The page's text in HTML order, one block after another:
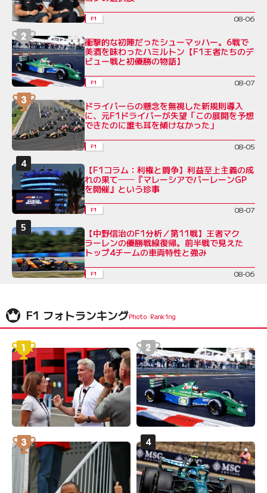
F1 08-06
衝撃的な初陣だったシューマッハー。6戦で
美酒を味わったハミルトン【F1王者たちのデ
ビュー戦と初優勝の物語】
F1 08-07
ドライバーらの懸念を無視した新規則導入
に、元F1ドライバーが失望「この展開を予想
できたのに誰も耳を傾けなかった」
F1 08-05
【F1コラム：利権と闘争】利益至上主義の成
れの果て──『マレーシアでバーレーンGP
を開催』という珍事
F1 08-07
【中野信治のF1分析／第11戦】王者マク
ラーレンの優勝戦線復帰。前半戦で見えた
トップ4チームの車両特性と強み
F1 08-06
F1 フォトランキング